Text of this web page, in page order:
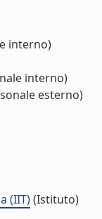
interno)
interno)
esterno)
(IIT)(Istituto)